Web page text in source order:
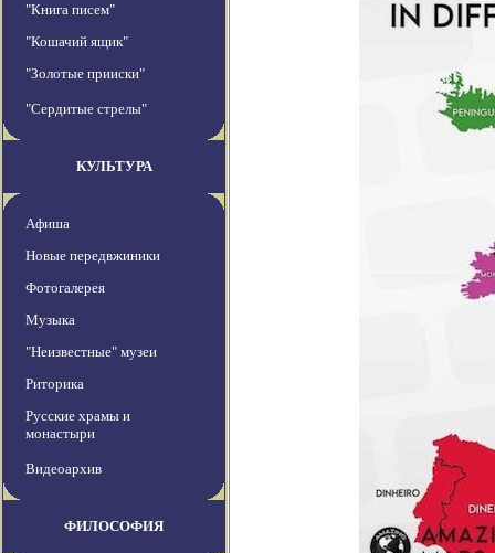
"Книга писем"
"Кошачий ящик"
"Золотые прииски"
"Сердитые стрелы"
КУЛЬТУРА
Афиша
Новые передвжиники
Фотогалерея
Музыка
"Неизвестные" музеи
Риторика
Русские храмы и
монастыри
Видеоархив
ФИЛОСОФИЯ